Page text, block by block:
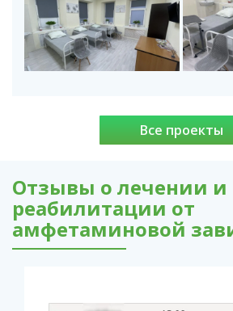
Все проекты
Отзывы о лечении и
реабилитации от
амфетаминовой